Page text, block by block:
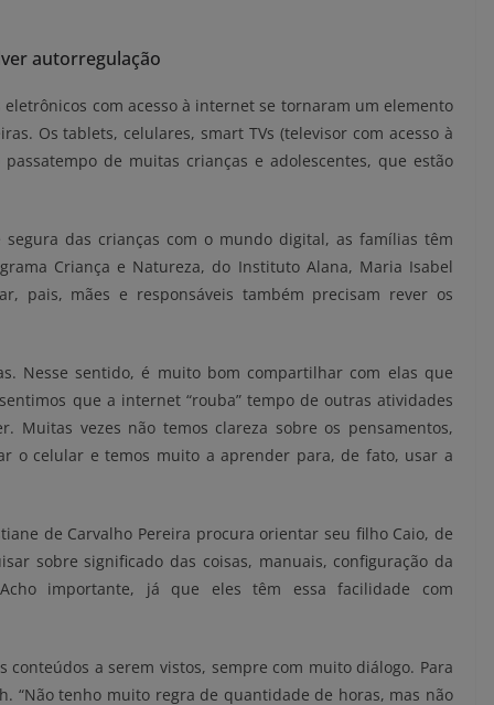
autorregulação
com acesso à internet se tornaram um elemento
Os tablets, celulares, smart TVs (televisor com acesso à
de muitas crianças e adolescentes, que estão
das crianças com o mundo digital, as famílias têm
Criança e Natureza, do Instituto Alana, Maria Isabel
pais, mães e responsáveis também precisam rever os
Nesse sentido, é muito bom compartilhar com elas que
que a internet “rouba” tempo de outras atividades
Muitas vezes não temos clareza sobre os pensamentos,
o celular e temos muito a aprender para, de fato, usar a
de Carvalho Pereira procura orientar seu filho Caio, de
sobre significado das coisas, manuais, configuração da
importante, já que eles têm essa facilidade com
a serem vistos, sempre com muito diálogo. Para
“Não tenho muito regra de quantidade de horas, mas não